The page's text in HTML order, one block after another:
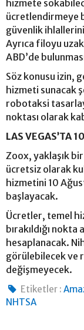
hizmete
ücretlendirmeye
güvenlik
Ayrıca filoyu
ABD’de
Söz konusu izin,
hizmeti sunacak
robotaksi
noktası olarak
LAS VEGAS’TA
Zoox, yaklaşık
ücretsiz olarak
hizmetini 10
başlayacak.
Ücretler, temel
bırakıldığı
hesaplanacak.
görülebilecek ve
değişmeyecek.
Etiketler :
NHTSA